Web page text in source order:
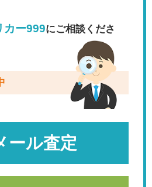
カー999にご相談くださ
ール査定